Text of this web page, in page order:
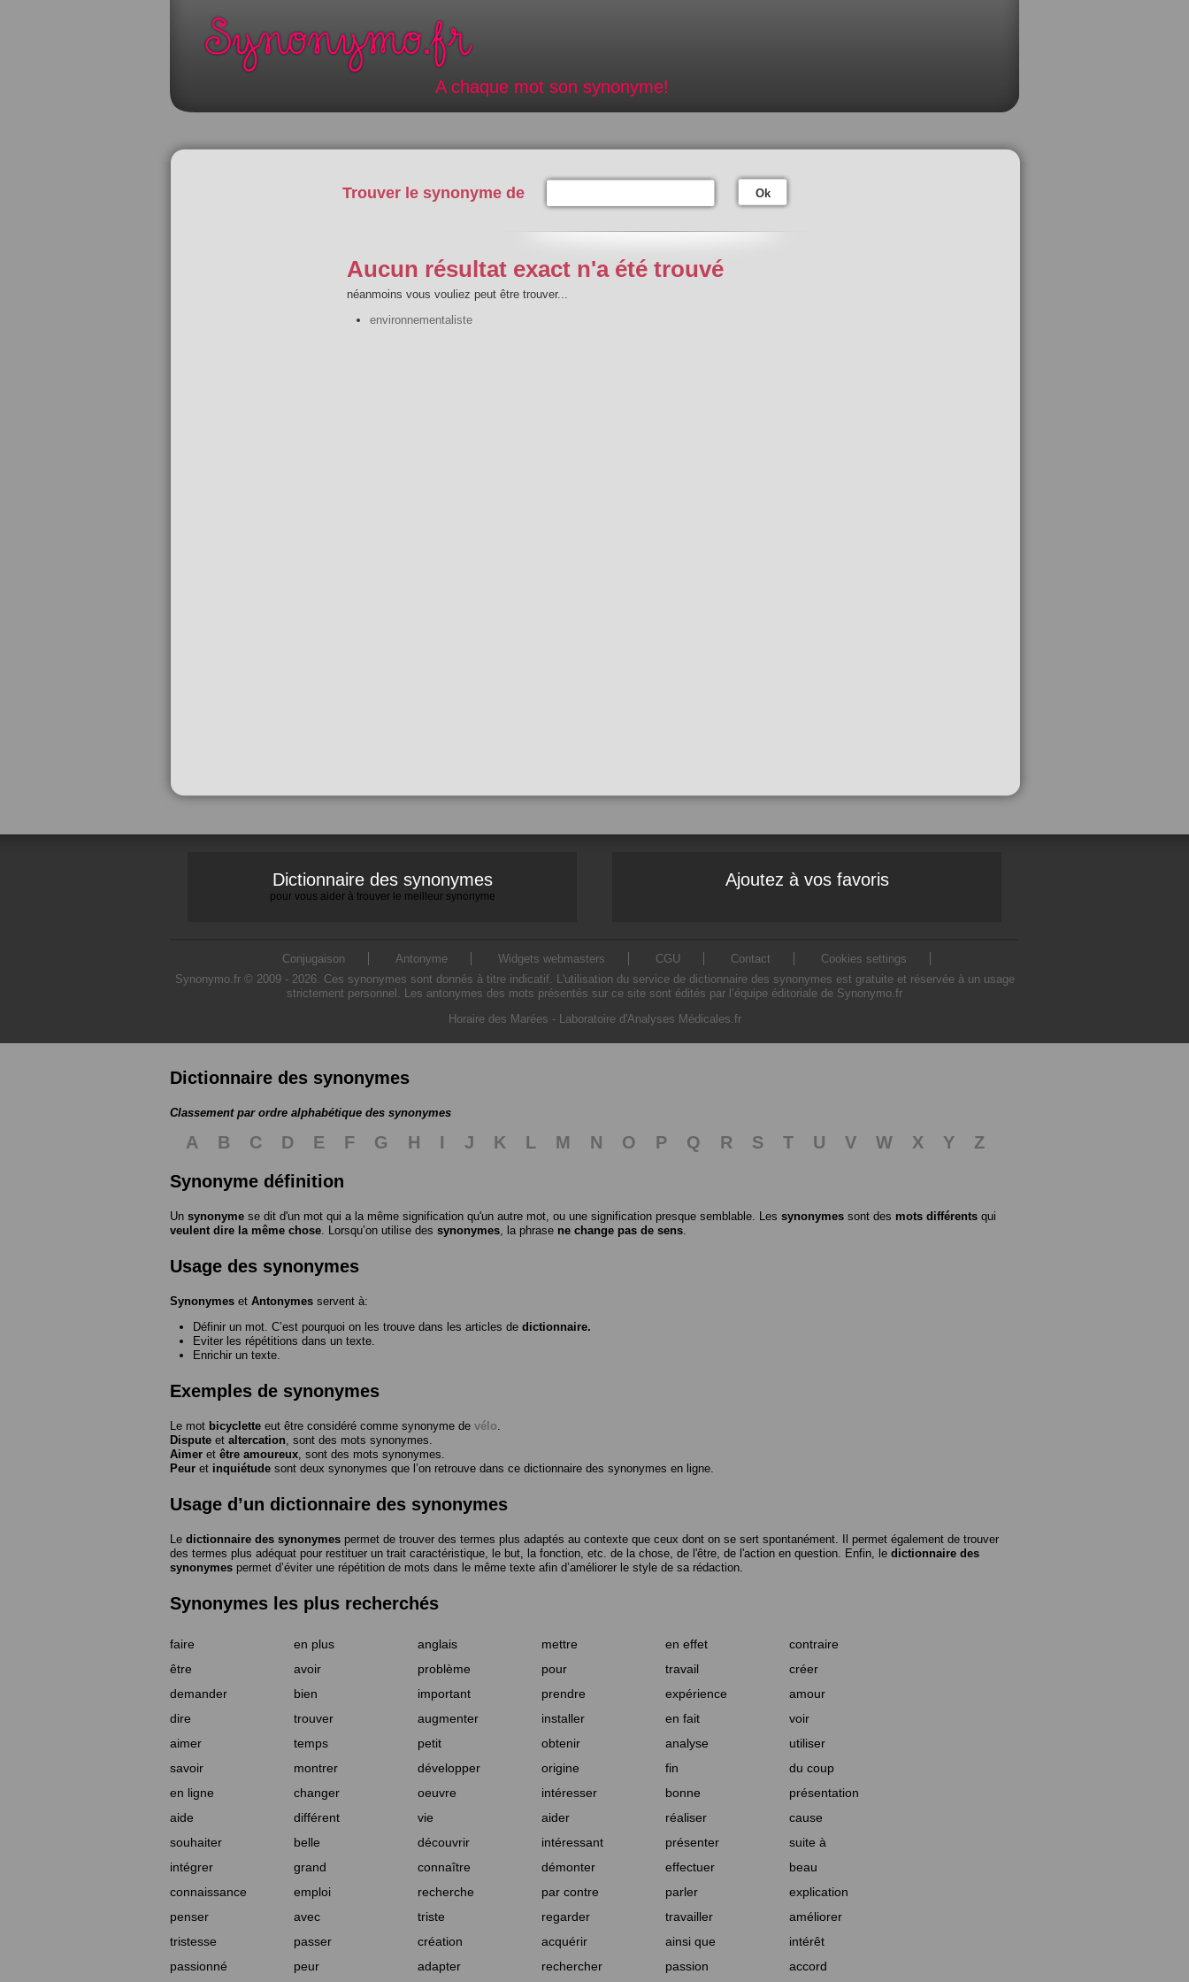
A chaque mot son synonyme!
Trouver le synonyme de Ok
Aucun résultat exact n'a été trouvé
néanmoins vous vouliez peut être trouver...
environnementaliste
Dictionnaire des synonymes
pour vous aider à trouver le meilleur synonyme
Ajoutez à vos favoris
Conjugaison Antonyme Widgets webmasters CGU Contact
Cookies settings
Synonymo.fr © 2009 - 2026. Ces synonymes sont donnés à titre indicatif. L'utilisation du service de dictionnaire des synonymes est gratuite et réservée à un usage
strictement personnel. Les antonymes des mots présentés sur ce site sont édités par l’équipe éditoriale de Synonymo.fr
Horaire des Marées - Laboratoire d'Analyses Médicales.fr
Dictionnaire des synonymes
Classement par ordre alphabétique des synonymes
A B C D E F G H I J K L M N O P Q R S T U V W X Y
Z
Synonyme définition
Un synonyme se dit d'un mot qui a la même signification qu'un autre mot, ou une signification presque semblable. Les synonymes sont des mots différents qui
veulent dire la même chose . Lorsqu’on utilise des synonymes , la phrase ne change pas de sens
Usage des synonymes
Synonymes et Antonymes servent à:
Définir un mot. C’est pourquoi on les trouve dans les articles de dictionnaire.
Eviter les répétitions dans un texte.
Enrichir un texte.
Exemples de synonymes
Le mot bicyclette eut être considéré comme synonyme de vélo
Dispute et altercation , sont des mots synonymes.
Aimer et être amoureux , sont des mots synonymes.
Peur et inquiétude sont deux synonymes que l’on retrouve dans ce dictionnaire des synonymes en ligne.
Usage d’un dictionnaire des synonymes
Le dictionnaire des synonymes permet de trouver des termes plus adaptés au contexte que ceux dont on se sert spontanément. Il permet également de trouver
des termes plus adéquat pour restituer un trait caractéristique, le but, la fonction, etc. de la chose, de l'être, de l'action en question. Enfin, le dictionnaire des
synonymes permet d’éviter une répétition de mots dans le même texte afin d’améliorer le style de sa rédaction.
Synonymes les plus recherchés
faire en plus anglais mettre en effet
contraire
être
avoir problème pour travail
créer
demander
bien important prendre expérience
amour
dire
trouver augmenter installer en fait
voir
aimer
temps petit obtenir analyse
utiliser
savoir
montrer développer origine fin
du coup
en ligne
changer oeuvre intéresser bonne
présentation
aide
différent vie aider réaliser
cause
souhaiter
belle découvrir intéressant présenter
suite à
intégrer
grand connaître démonter effectuer
beau
connaissance
emploi recherche par contre parler
explication
penser
avec triste regarder travailler
améliorer
tristesse
passer création acquérir ainsi que
intérêt
passionné
peur adapter rechercher passion accord